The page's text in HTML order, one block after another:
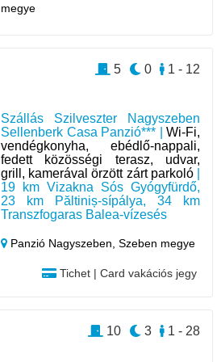
megye
Szállás Szilveszter Nagyszeben
Sellenberk Casa Panzió*** | Wi-Fi,
vendégkonyha, ebédlő-nappali,
fedett közösségi terasz, udvar,
grill, kamerával örzött zárt parkoló|
19 km Vizakna Sós Gyógyfürdő,
23 km Păltiniș-sípálya, 34 km
Transzfogaras Balea-vízesés
Panzió Nagyszeben,Szeben megye
Tichet | Card vakációs jegy
1 - 12
0
5
1 - 28
3
10